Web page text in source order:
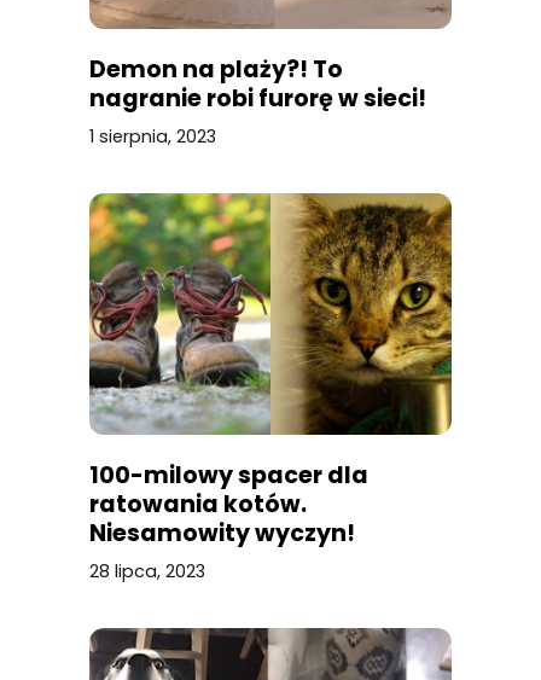
Demon na plaży?! To
nagranie robi furorę w sieci!
1 sierpnia, 2023
100-milowy spacer dla
ratowania kotów.
Niesamowity wyczyn!
28 lipca, 2023